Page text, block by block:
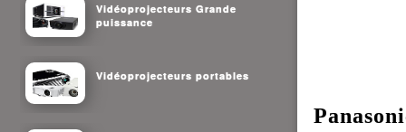
Vidéoprojecteurs Grande
puissance
Vidéoprojecteurs portables